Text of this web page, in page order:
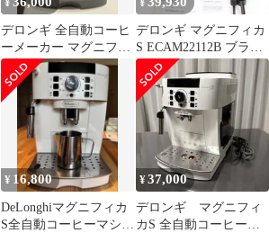
デロンギ 全自動コーヒ
ーメーカー マグニフィ
カS ブラック
ECAM22112B
デロンギ マグニフィカ
S ECAM22112B ブラッ
ク 全自動エスプレッソ
マシン コーヒーメーカ
ー DeLonghi 本体
¥ 16,800
DeLonghiマグニフィカ
S全自動コーヒーマシ
¥37,000
デロンギ マグニフィ
カS 全自動コーヒーマ